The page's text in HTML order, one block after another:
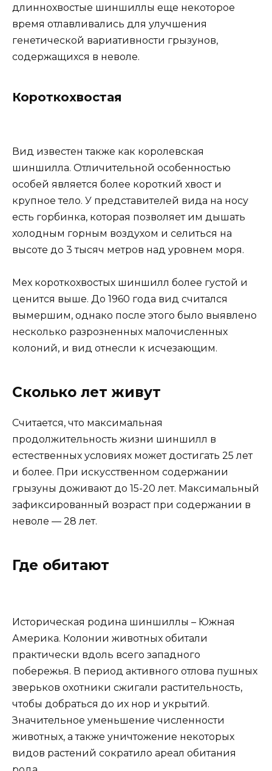
длиннохвостые шиншиллы еще некоторое
время отлавливались для улучшения
генетической вариативности грызунов,
содержащихся в неволе.
Короткохвостая
Вид известен также как королевская
шиншилла. Отличительной особенностью
особей является более короткий хвост и
крупное тело. У представителей вида на носу
есть горбинка, которая позволяет им дышать
холодным горным воздухом и селиться на
высоте до 3 тысяч метров над уровнем моря.
Мех короткохвостых шиншилл более густой и
ценится выше. До 1960 года вид считался
вымершим, однако после этого было выявлено
несколько разрозненных малочисленных
колоний, и вид отнесли к исчезающим.
Сколько лет живут
Считается, что максимальная
продолжительность жизни шиншилл в
естественных условиях может достигать 25 лет
и более. При искусственном содержании
грызуны доживают до 15-20 лет. Максимальный
зафиксированный возраст при содержании в
неволе — 28 лет.
Где обитают
Историческая родина шиншиллы – Южная
Америка. Колонии животных обитали
практически вдоль всего западного
побережья. В период активного отлова пушных
зверьков охотники сжигали растительность,
чтобы добраться до их нор и укрытий.
Значительное уменьшение численности
животных, а также уничтожение некоторых
видов растений сократило ареал обитания